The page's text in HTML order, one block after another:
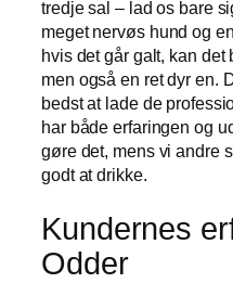
tredje sal – lad os bare
meget nervøs hund og
hvis det går galt, kan
men også en ret dyr en.
bedst at lade de
har både erfaringen og
gøre det, mens vi andre
godt at drikke.
Kundernes
Odder